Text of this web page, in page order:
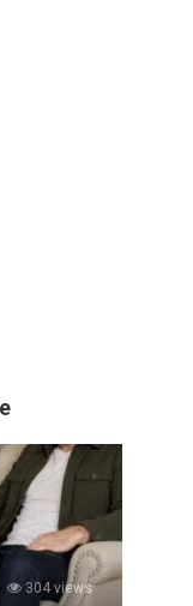
304 views